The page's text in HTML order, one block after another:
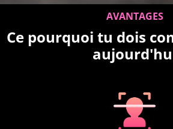
AVANTAGES
Ce pourquoi tu dois